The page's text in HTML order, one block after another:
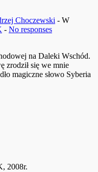
Choczewski - W
- No responses
na Daleki Wschód.
zrodził się we mnie
magiczne słowo Syberia
2008r.